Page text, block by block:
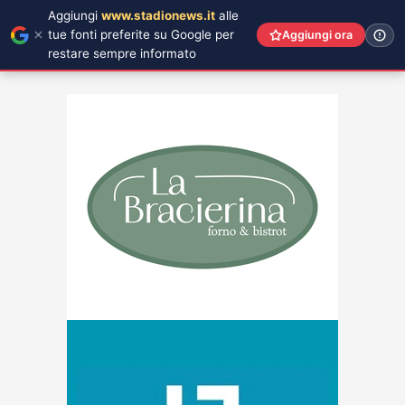
Aggiungi www.stadionews.it alle
tue fonti preferite su Google per
restare sempre informato
Aggiungi ora